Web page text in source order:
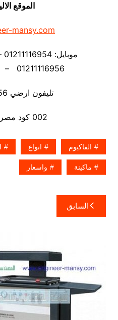
الموقع
mansy.com
تليفون ارضي 0225880056
002 كود مصر قبل الرقم
الفاكيوم انواع
ماكينة واسعار
تصفّح
المقالات
السابق